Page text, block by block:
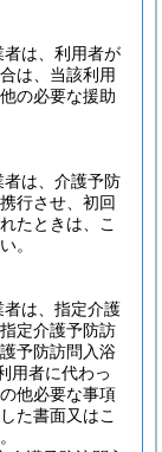
は、利用者が
は、当該利用
の必要な援助
は、介護予防
行させ、初回
たときは、こ
。
は、指定介護
定介護予防訪
予防訪問入浴
用者に代わっ
他必要な事項
た書面又はこ